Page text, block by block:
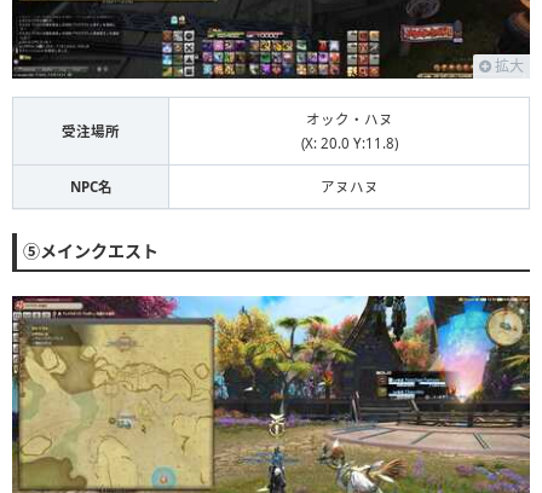
拡大
受注場所
オック・ハヌ
(X: 20.0 Y:11.8)
NPC名 アヌハヌ
⑤メインクエスト